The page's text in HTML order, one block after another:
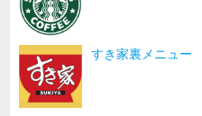
すき家裏メニュー